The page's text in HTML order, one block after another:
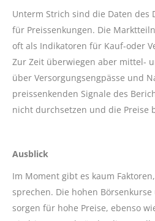
Unterm Strich sind die Daten des
für Preissenkungen. Die
oft als Indikatoren für Kauf-oder
Zur Zeit überwiegen aber mittel-
über Versorgungsengpässe und
preissenkenden Signale des
nicht durchsetzen und die Preise
Ausblick
Im Moment gibt es kaum
sprechen. Die hohen
sorgen für hohe Preise, ebenso